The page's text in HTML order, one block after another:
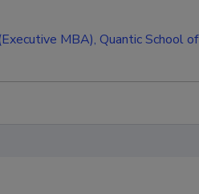
MBA), Quantic School of